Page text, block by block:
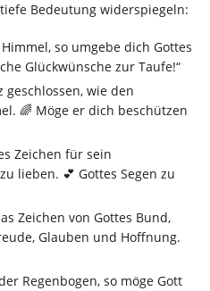
Bedeutung widerspiegeln:
so umgebe dich Gottes
Glückwünsche zur Taufe!“
geschlossen, wie den
🌈 Möge er dich beschützen
Zeichen für sein
lieben. 💕 Gottes Segen zu
Zeichen von Gottes Bund,
Glauben und Hoffnung.
Regenbogen, so möge Gott